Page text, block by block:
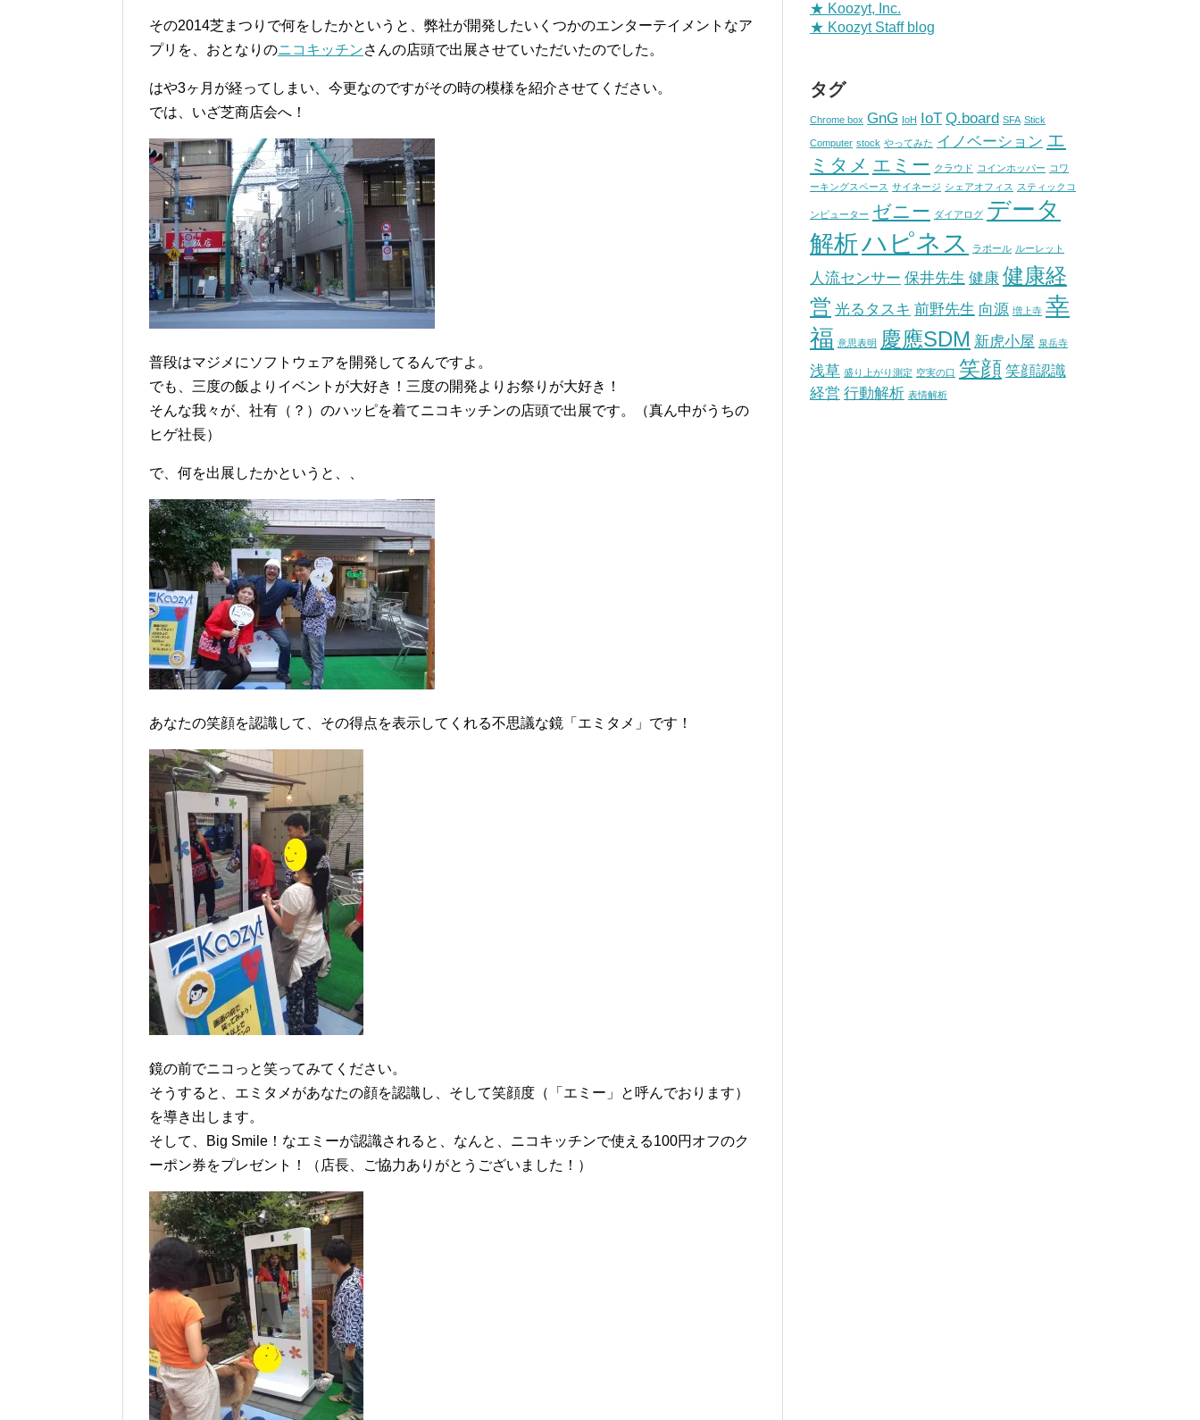
その2014芝まつりで何をしたかというと、弊社が開発したいくつかのエンターテイメントなア
プリを、おとなりのニコキッチンさんの店頭で出展させていただいたのでした。
はや3ヶ月が経ってしまい、今更なのですがその時の模様を紹介させてください。
では、いざ芝商店会へ！
普段はマジメにソフトウェアを開発してるんですよ。
でも、三度の飯よりイベントが大好き！三度の開発よりお祭りが大好き！
そんな我々が、社有（？）のハッピを着てニコキッチンの店頭で出展です。（真ん中がうちの
ヒゲ社長）
で、何を出展したかというと、、
あなたの笑顔を認識して、その得点を表示してくれる不思議な鏡「エミタメ」です！
鏡の前でニコっと笑ってみてください。
そうすると、エミタメがあなたの顔を認識し、そして笑顔度（「エミー」と呼んでおります）
を導き出します。
そして、Big Smile！なエミーが認識されると、なんと、ニコキッチンで使える100円オフのク
ーポン券をプレゼント！（店長、ご協力ありがとうございました！）
★ Koozyt, Inc.
★ Koozyt Staff blog
タグ
Chrome box GnG IoH IoT Q.board SFA Stick
Computer stock やってみた イノベーション エ
ミタメ エミー クラウド コインホッパー コワ
ーキングスペース サイネージ シェアオフィス スティックコ
ンピューター ゼニー ダイアログ データ
解析ハピネス ラポール ルーレット
人流センサー 保井先生 健康 健康経
営 光るタスキ 前野先生 向源 増上寺 幸
福 意思表明 慶應SDM 新虎小屋 泉岳寺
浅草 盛り上がり測定 空実の口 笑顔 笑顔認識
経営 行動解析 表情解析